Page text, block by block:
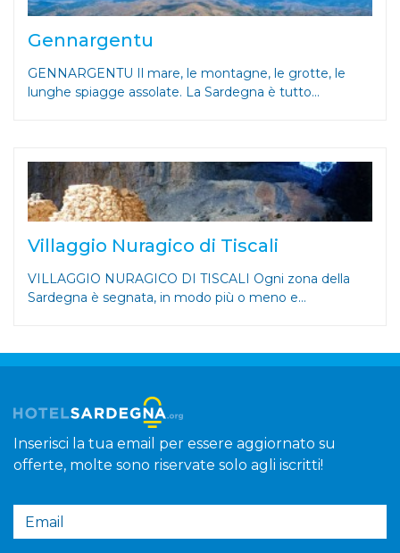
Gennargentu
GENNARGENTU Il mare, le montagne, le grotte, le
lunghe spiagge assolate. La Sardegna è tutto...
Villaggio Nuragico di Tiscali
VILLAGGIO NURAGICO DI TISCALI Ogni zona della
Sardegna è segnata, in modo più o meno e...
Inserisci la tua email per essere aggiornato su
offerte, molte sono riservate solo agli iscritti!